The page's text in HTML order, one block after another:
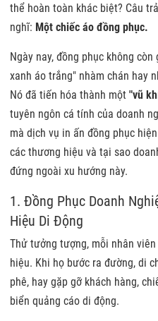
thể hoàn toàn khác biệt? Câu
nghĩ: Một chiếc áo đồng phục.
Ngày nay, đồng phục không
xanh áo trắng" nhàm chán hay
Nó đã tiến hóa thành một "vũ
tuyên ngôn cá tính của doanh
mà dịch vụ in ấn đồng phục
các thương hiệu và tại sao
đứng ngoài xu hướng này.
1. Đồng Phục Doanh
Hiệu Di Động
Thử tưởng tượng, mỗi nhân
hiệu. Khi họ bước ra đường, di
phê, hay gặp gỡ khách hàng,
biển quảng cáo di động.